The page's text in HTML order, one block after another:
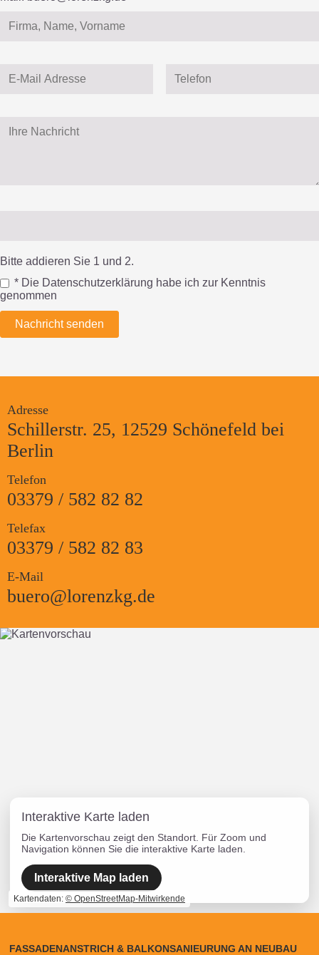
Bitte addieren Sie 1 und 2.
* Die Datenschutzerklärung habe ich zur Kenntnis
genommen
Nachricht senden
Adresse
Schillerstr. 25, 12529 Schönefeld bei
Berlin
Telefon
03379 / 582 82 82
Telefax
03379 / 582 82 83
E-Mail
buero@lorenzkg.de
Interaktive Karte laden
Die Kartenvorschau zeigt den Standort. Für Zoom und
Navigation können Sie die interaktive Karte laden.
Interaktive Map laden
Kartendaten: © OpenStreetMap-Mitwirkende
FASSADENANSTRICH & BALKONSANIEURUNG AN NEUBAU